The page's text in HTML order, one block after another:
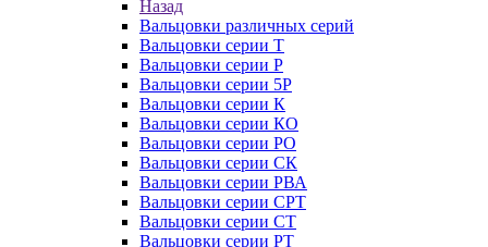
Назад
Вальцовки различных серий
Вальцовки серии Т
Вальцовки серии Р
Вальцовки серии 5Р
Вальцовки серии К
Вальцовки серии КО
Вальцовки серии РО
Вальцовки серии СК
Вальцовки серии РВА
Вальцовки серии СРТ
Вальцовки серии СТ
Вальцовки серии РТ